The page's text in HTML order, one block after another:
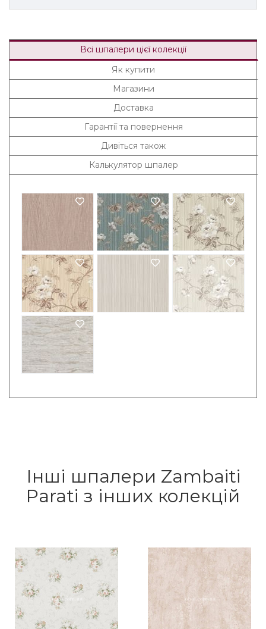
Всі шпалери цієї колекції
Як купити
Магазини
Доставка
Гарантії та повернення
Дивіться також
Калькулятор шпалер
Інші шпалери Zambaiti
Parati з інших колекцій